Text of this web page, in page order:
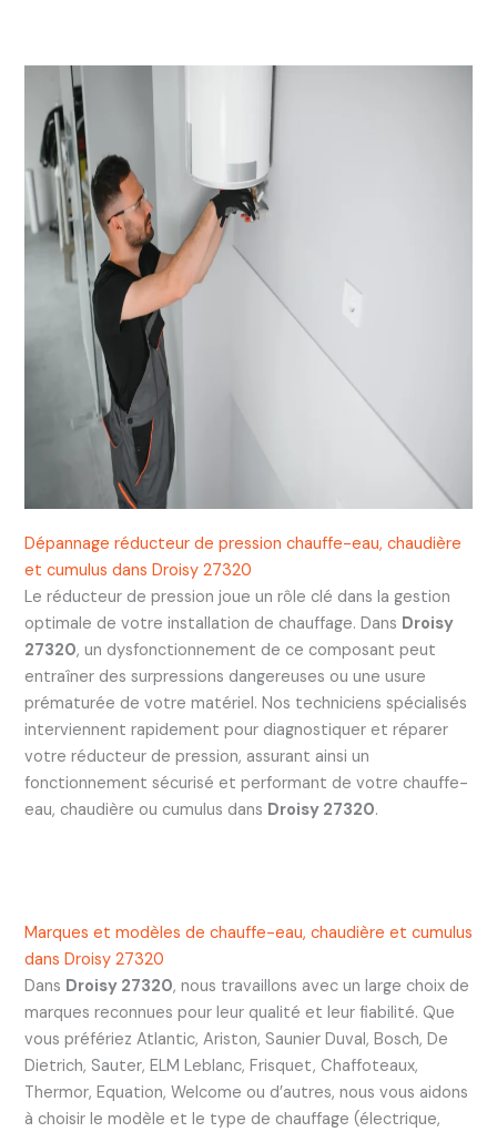
Dépannage réducteur de pression chauffe-eau, chaudière
et cumulus dans Droisy 27320
Le réducteur de pression joue un rôle clé dans la gestion
optimale de votre installation de chauffage. Dans Droisy
27320, un dysfonctionnement de ce composant peut
entraîner des surpressions dangereuses ou une usure
prématurée de votre matériel. Nos techniciens spécialisés
interviennent rapidement pour diagnostiquer et réparer
votre réducteur de pression, assurant ainsi un
fonctionnement sécurisé et performant de votre chauffe-
eau, chaudière ou cumulus dans Droisy 27320.
Marques et modèles de chauffe-eau, chaudière et cumulus
dans Droisy 27320
Dans Droisy 27320, nous travaillons avec un large choix de
marques reconnues pour leur qualité et leur fiabilité. Que
vous préfériez Atlantic, Ariston, Saunier Duval, Bosch, De
Dietrich, Sauter, ELM Leblanc, Frisquet, Chaffoteaux,
Thermor, Equation, Welcome ou d’autres, nous vous aidons
à choisir le modèle et le type de chauffage (électrique,